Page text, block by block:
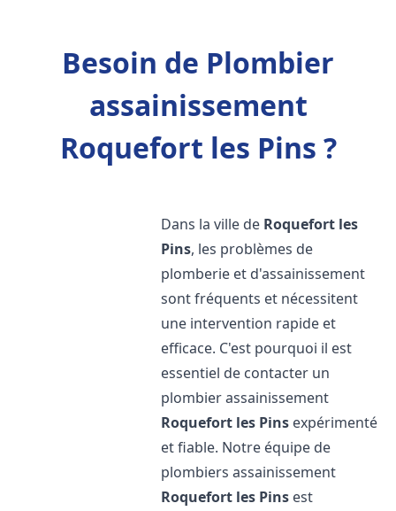
Besoin de Plombier
assainissement
Roquefort les Pins ?
Dans la ville de Roquefort les
Pins, les problèmes de
plomberie et d'assainissement
sont fréquents et nécessitent
une intervention rapide et
efficace. C'est pourquoi il est
essentiel de contacter un
plombier assainissement
Roquefort les Pins expérimenté
et fiable. Notre équipe de
plombiers assainissement
Roquefort les Pins est